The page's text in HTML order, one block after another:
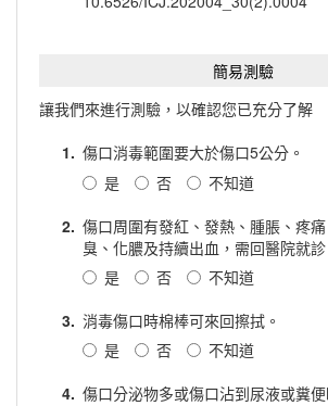
簡易測驗
讓我們來進行測驗，以確認您已充分了解
1. 傷口消毒範圍要大於傷口5公分。
是
否
不知道
2. 傷口周圍有發紅、發熱、腫脹、疼
臭、化膿及持續出血，需回醫院就診
是
否
不知道
3. 消毒傷口時棉棒可來回擦拭。
是
否
不知道
4. 傷口分泌物多或傷口沾到尿液或糞便